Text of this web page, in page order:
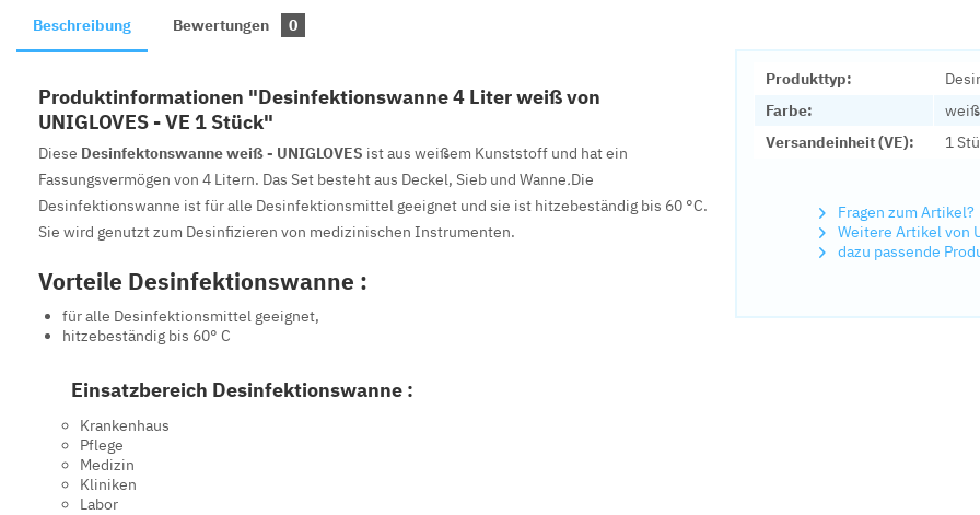
Produkttyp:
Farbe:
weiß
Versandeinheit (VE):
1
Fragen zum Artikel?
Weitere Artikel von
dazu passende
Beschreibung Bewertungen 0
Produktinformationen "Desinfektionswanne 4 Liter weiß von
UNIGLOVES - VE 1 Stück"
Diese Desinfektonswanne weiß - UNIGLOVES ist aus weißem Kunststoff und hat ein
Fassungsvermögen von 4 Litern. Das Set besteht aus Deckel, Sieb und Wanne.Die
Desinfektionswanne ist für alle Desinfektionsmittel geeignet und sie ist hitzebeständig bis 60 °C.
Sie wird genutzt zum Desinfizieren von medizinischen Instrumenten.
Vorteile Desinfektionswanne :
für alle Desinfektionsmittel geeignet,
hitzebeständig bis 60° C
Einsatzbereich Desinfektionswanne :
Krankenhaus
Pflege
Medizin
Kliniken
Labor